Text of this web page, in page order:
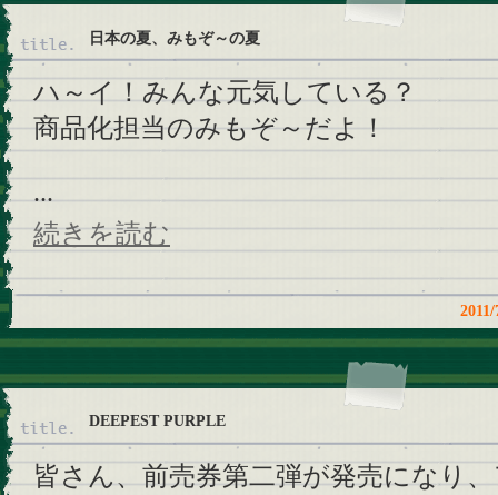
日本の夏、みもぞ～の夏
ハ～イ！みんな元気している？
商品化担当のみもぞ～だよ！
...
続きを読む
DEEPEST PURPLE
皆さん、前売券第二弾が発売になり